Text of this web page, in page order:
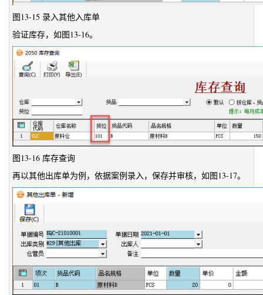
图13-15 录入其他入库单
验证库存，如图13-16。
图13-16 库存查询
再以其他出库单为例，依据案例录入，保存并审核，如图13-17。